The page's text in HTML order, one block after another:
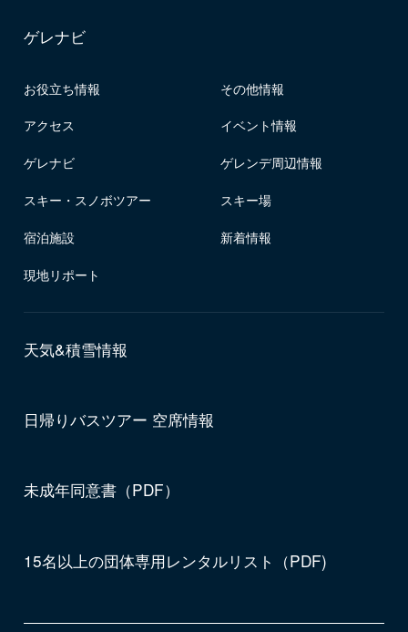
ゲレナビ
お役立ち情報 その他情報
アクセス イベント情報
ゲレナビ ゲレンデ周辺情報
スキー・スノボツアー スキー場
宿泊施設 新着情報
現地リポート
天気&積雪情報
日帰りバスツアー 空席情報
未成年同意書（PDF）
15名以上の団体専用レンタルリスト（PDF)